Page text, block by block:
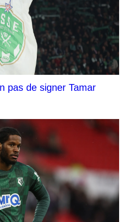
pas de signer Tamar